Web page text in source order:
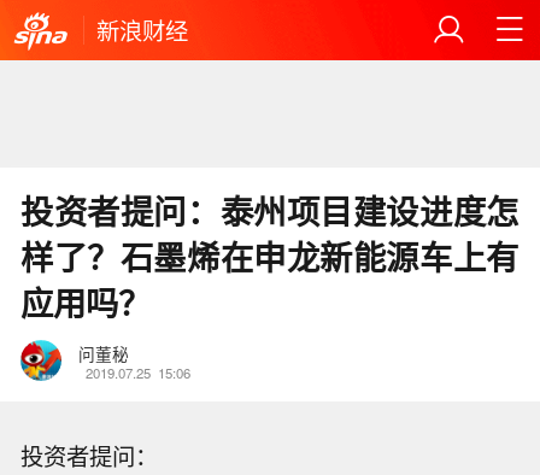
新浪财经
投资者提问：泰州项目建设进度怎
样了？石墨烯在申龙新能源车上有
应用吗？
问董秘
2019.07.25 15:06
投资者提问：